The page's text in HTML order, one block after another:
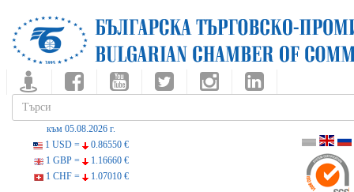
към 05.08.2026 г.
1 USD =
0.86550 €
1 GBP =
1.16660 €
1 CHF =
1.07010 €